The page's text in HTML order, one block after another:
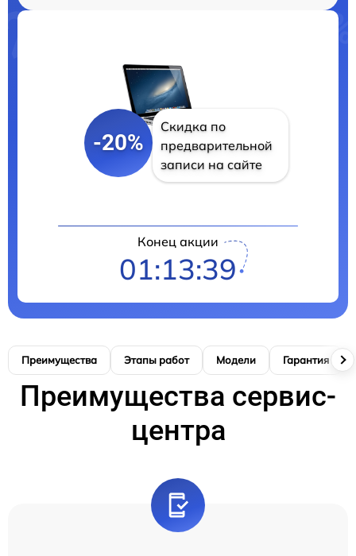
-20%
Скидка по
предварительной
записи на сайте
Конец акции
01:13:38
Преимущества Этапы работ Модели Гарантия
Преимущества сервис-
центра